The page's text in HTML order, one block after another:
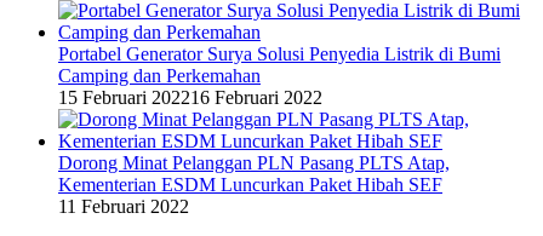
Portabel Generator Surya Solusi Penyedia Listrik di Bumi
Camping dan Perkemahan
15 Februari 202216 Februari 2022
Dorong Minat Pelanggan PLN Pasang PLTS Atap,
Kementerian ESDM Luncurkan Paket Hibah SEF
11 Februari 2022